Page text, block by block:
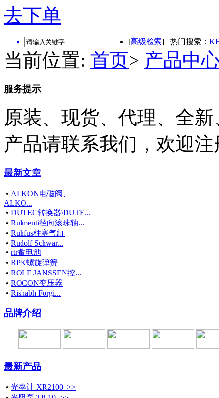
去下单
[高级检索] 热门搜索：
当前位置: 首页> 产品中
服务提示
原装、现货、代理、全
产品请联系我们，欢迎
最新文章
• ALKON电磁阀、
ALKO...
• DUTEC转换器\DUTE...
• Rulmenti径向滚珠轴...
• Ruhfus柱塞气缸
• Rudolf Schwar...
• rtr蓄电池
• RPK螺旋弹簧
• ROLF JANSSEN控...
• ROCON变压器
• Rishabh Forgi...
品牌介绍
最新产品
• 光率计 XR2100 >>